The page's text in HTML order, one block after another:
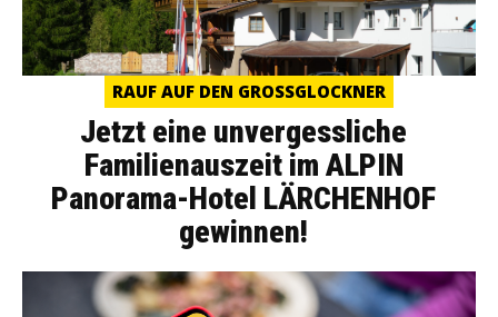
RAUF AUF DEN GROSSGLOCKNER
Jetzt eine unvergessliche
Familienauszeit im ALPIN
Panorama-Hotel LÄRCHENHOF
gewinnen!